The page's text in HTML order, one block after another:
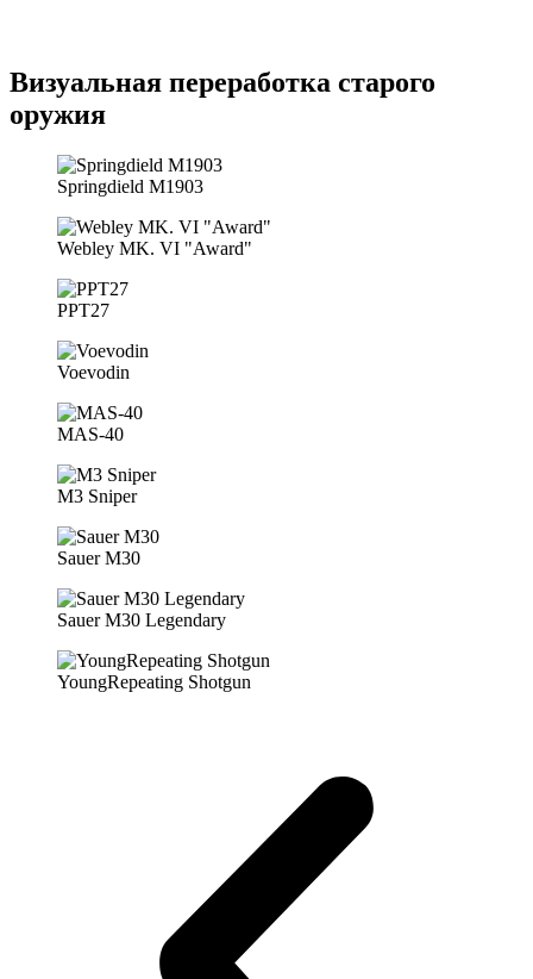
Визуальная переработка старого
оружия
Springdield M1903
Webley MK. VI "Award"
PPT27
Voevodin
MAS-40
M3 Sniper
Sauer M30
Sauer M30 Legendary
YoungRepeating Shotgun